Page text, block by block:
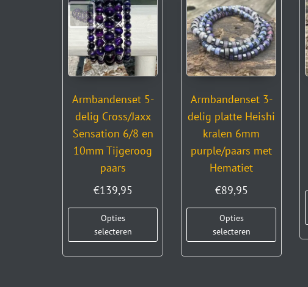
Armbandenset 5-
delig Cross/Jaxx
Sensation 6/8 en
10mm Tijgeroog
paars
€139,95
Opties
selecteren
Armbandenset 3-
delig platte Heishi
kralen 6mm
purple/paars met
Hematiet
€89,95
Opties
selecteren